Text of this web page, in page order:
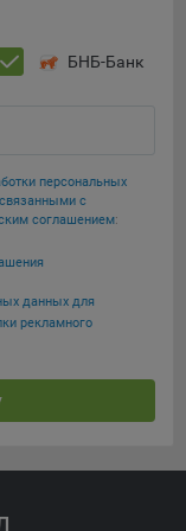
ограничить
удалить ранее
ознакомиться,
браузеров:
БНБ-Банк
персональных
с
соглашением:
данных для
рекламного